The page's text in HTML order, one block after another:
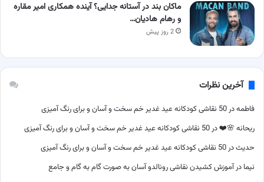
ماکان بند در آستانه جدایی؟ آینده همکاری امیر مقاره
و رهام هادیان…
2 روز پیش
آخرین نظرات
فاطمهدر 50 نقاشی کودکانه عید غدیر خم سخت و آسان و برای رنگ آمیزی
ریحانه 🌸❤️در 50 نقاشی کودکانه عید غدیر خم سخت و آسان و برای رنگ آمیزی
حدیثدر 50 نقاشی کودکانه عید غدیر خم سخت و آسان و برای رنگ آمیزی
نیما درآموزش کشیدن نقاشی رونالدو آسان به صورت گام به گام و جامع